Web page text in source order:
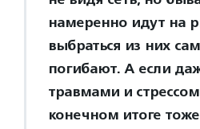
намеренно идут на
выбраться из них
погибают. А если
травмами и
конечном итоге